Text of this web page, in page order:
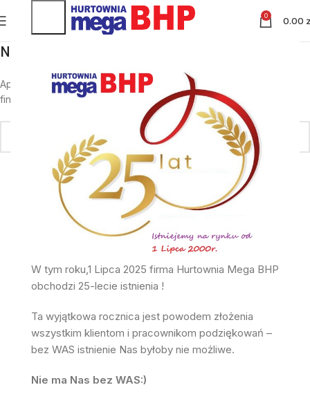
W tym roku,1 Lipca 2025 firma Hurtownia Mega BHP
obchodzi 25-lecie istnienia !
Ta wyjątkowa rocznica jest powodem złożenia
wszystkim klientom i pracownikom podziękowań –
bez WAS istnienie Nas byłoby nie możliwe.
Nie ma Nas bez WAS:)
0 0.00
Nothing Found
Apologies, but no results were found. Perhaps searching will help
find a related post.